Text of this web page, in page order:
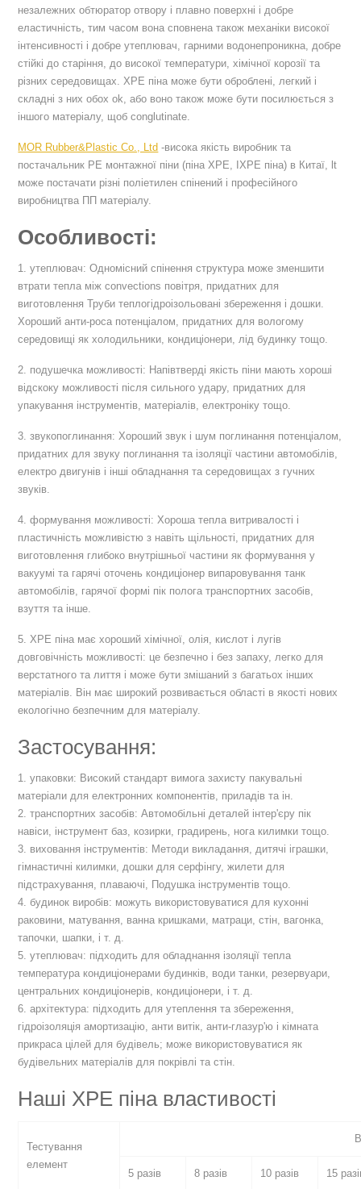
незалежних обтюратор отвору і плавно поверхні і добре
еластичність, тим часом вона сповнена також механіки високої
інтенсивності і добре утеплювач, гарними водонепроникна, добре
стійкі до старіння, до високої температури, хімічної корозії та
різних середовищах. XPE піна може бути оброблені, легкий і
складні з них обох ok, або воно також може бути посилюється з
іншого матеріалу, щоб conglutinate.
MOR Rubber&Plastic Co., Ltd -висока якість виробник та
постачальник PE монтажної піни (піна XPE, IXPE піна) в Китаї, lt
може постачати різні поліетилен спінений і професійного
виробництва ПП матеріалу.
Особливості:
1. утеплювач: Одномісний спінення структура може зменшити
втрати тепла між convections повітря, придатних для
виготовлення Труби теплогідроізольовані збереження і дошки.
Хороший анти-роса потенціалом, придатних для вологому
середовищі як холодильники, кондиціонери, лід будинку тощо.
2. подушечка можливості: Напівтверді якість піни мають хороші
відскоку можливості після сильного удару, придатних для
упакування інструментів, матеріалів, електроніку тощо.
3. звукопоглинання: Хороший звук і шум поглинання потенціалом,
придатних для звуку поглинання та ізоляції частини автомобілів,
електро двигунів і інші обладнання та середовищах з гучних
звуків.
4. формування можливості: Хороша тепла витривалості і
пластичність можливістю з навіть щільності, придатних для
виготовлення глибоко внутрішньої частини як формування у
вакуумі та гарячі оточень кондиціонер випаровування танк
автомобілів, гарячої формі пік полога транспортних засобів,
взуття та інше.
5. XPE піна має хороший хімічної, олія, кислот і лугів
довговічність можливості: це безпечно і без запаху, легко для
верстатного та лиття і може бути змішаний з багатьох інших
матеріалів. Він має широкий розвивається області в якості нових
екологічно безпечним для матеріалу.
Застосування:
1. упаковки: Високий стандарт вимога захисту пакувальні
матеріали для електронних компонентів, приладів та ін.
2. транспортних засобів: Автомобільні деталей інтер'єру пік
навіси, інструмент баз, козирки, градирень, нога килимки тощо.
3. виховання інструментів: Методи викладання, дитячі іграшки,
гімнастичні килимки, дошки для серфінгу, жилети для
підстрахування, плаваючі, Подушка інструментів тощо.
4. будинок виробів: можуть використовуватися для кухонні
раковини, матування, ванна кришками, матраци, стін, вагонка,
тапочки, шапки, і т. д.
5. утеплювач: підходить для обладнання ізоляції тепла
температура кондиціонерами будинків, води танки, резервуари,
центральних кондиціонерів, кондиціонери, і т. д.
6. архітектура: підходить для утеплення та збереження,
гідроізоляція амортизацію, анти витік, анти-глазур'ю і кімната
прикраса цілей для будівель; може використовуватися як
будівельних матеріалів для покрівлі та стін.
Наші XPE піна властивості
Тестування
елемент
5 разів 8 разів 10 разів 15